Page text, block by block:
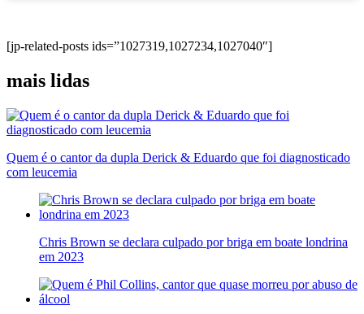
[jp-related-posts ids=”1027319,1027234,1027040″]
mais lidas
Quem é o cantor da dupla Derick & Eduardo que foi diagnosticado
com leucemia
Chris Brown se declara culpado por briga em boate londrina
em 2023